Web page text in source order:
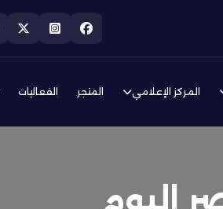
المركز الإعلامي المتجر الفعاليات
اليوم